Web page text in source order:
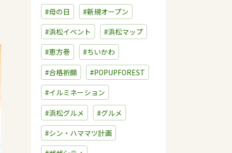
#母の日 #新規オープン
#浜松イベント #浜松マップ
#恵方巻 #ちいかわ
#合格祈願 #POPUPFOREST
#イルミネーション
#浜松グルメ #グルメ
#シン・ハママツ計画